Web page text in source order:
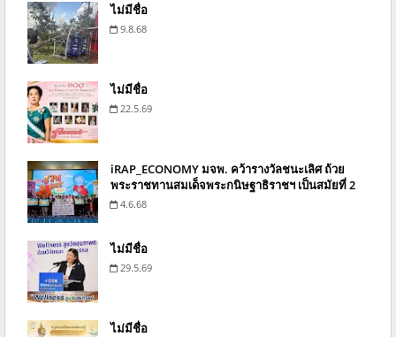
ไม่มีชื่อ
9.8.68
ไม่มีชื่อ
22.5.69
iRAP_ECONOMY มจพ. คว้ารางวัลชนะเลิศ ถ้วย
พระราชทานสมเด็จพระกนิษฐาธิราชฯ เป็นสมัยที่ 2
4.6.68
ไม่มีชื่อ
29.5.69
ไม่มีชื่อ